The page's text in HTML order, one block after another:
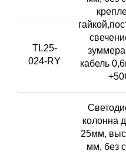
кабель
TL25-
024-RY
колонна
25мм,
мм, без